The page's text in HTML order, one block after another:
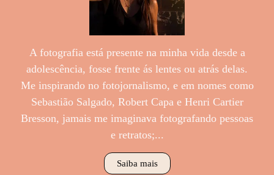
A fotografia está presente na minha vida desde a
adolescência, fosse frente ás lentes ou atrás delas.
Me inspirando no fotojornalismo, e em nomes como
Sebastião Salgado, Robert Capa e Henri Cartier
Bresson, jamais me imaginava fotografando pessoas
e retratos;...
Saiba mais